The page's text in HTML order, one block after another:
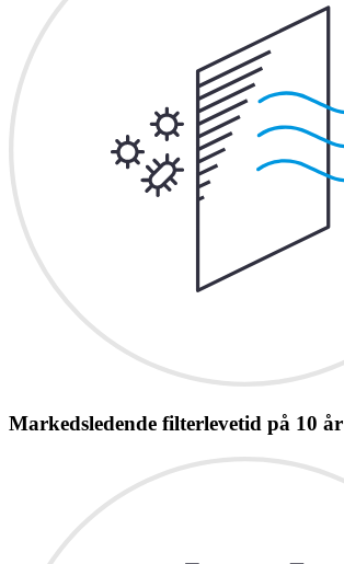
Markedsledende filterlevetid på 10 år